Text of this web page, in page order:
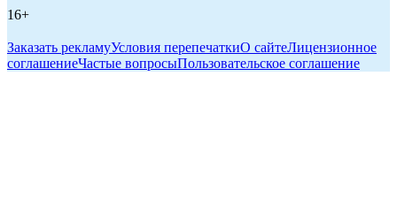
16+
Заказать рекламуУсловия перепечаткиО сайтеЛицензионное
соглашениеЧастые вопросыПользовательское соглашение